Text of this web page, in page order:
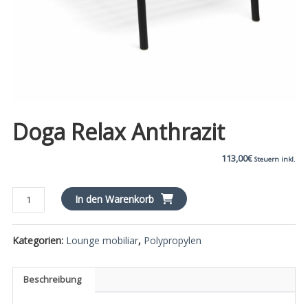
Doga Relax Anthrazit
113,00€ Steuern inkl.
Relax
anthrazit
Menge
In den Warenkorb
Kategorien: Lounge mobiliar, Polypropylen
Beschreibung